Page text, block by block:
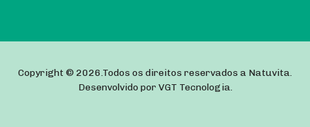
Copyright © 2026.Todos os direitos reservados a Natuvita.
Desenvolvido por VGT Tecnologia.